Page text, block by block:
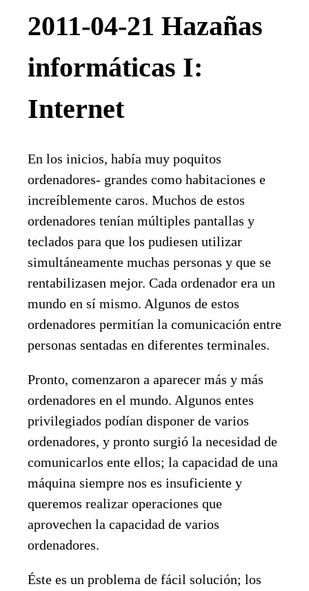
2011-04-21 Hazañas
informáticas I:
Internet
En los inicios, había muy poquitos
ordenadores- grandes como habitaciones e
increíblemente caros. Muchos de estos
ordenadores tenían múltiples pantallas y
teclados para que los pudiesen utilizar
simultáneamente muchas personas y que se
rentabilizasen mejor. Cada ordenador era un
mundo en sí mismo. Algunos de estos
ordenadores permitían la comunicación entre
personas sentadas en diferentes terminales.
Pronto, comenzaron a aparecer más y más
ordenadores en el mundo. Algunos entes
privilegiados podían disponer de varios
ordenadores, y pronto surgió la necesidad de
comunicarlos ente ellos; la capacidad de una
máquina siempre nos es insuficiente y
queremos realizar operaciones que
aprovechen la capacidad de varios
ordenadores.
Éste es un problema de fácil solución; los